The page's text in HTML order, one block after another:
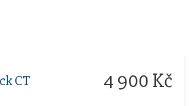
CT 4 900 Kč